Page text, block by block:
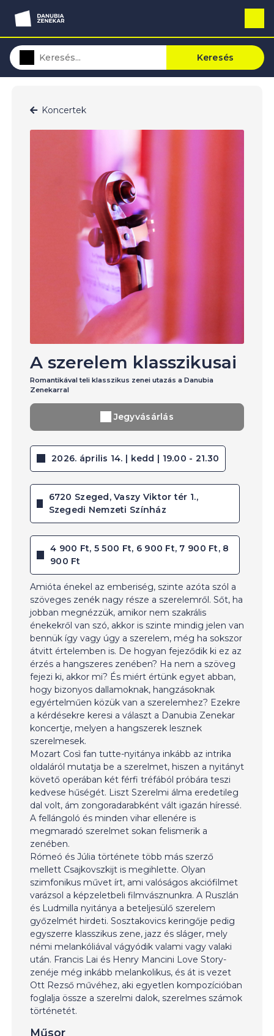
Keresés
Koncertek
A szerelem klasszikusai
Romantikával teli klasszikus zenei utazás a Danubia
Zenekarral
Jegyvásárlás
2026. április 14. | kedd | 19.00 - 21.30
6720 Szeged, Vaszy Viktor tér 1.,
Szegedi Nemzeti Színház
4 900 Ft, 5 500 Ft, 6 900 Ft, 7 900 Ft, 8
900 Ft
Amióta énekel az emberiség, szinte azóta szól a
szöveges zenék nagy része a szerelemről. Sőt, ha
jobban megnézzük, amikor nem szakrális
énekekről van szó, akkor is szinte mindig jelen van
bennük így vagy úgy a szerelem, még ha sokszor
átvitt értelemben is. De hogyan fejeződik ki ez az
érzés a hangszeres zenében? Ha nem a szöveg
fejezi ki, akkor mi? És miért értünk egyet abban,
hogy bizonyos dallamoknak, hangzásoknak
egyértelműen közük van a szerelemhez? Ezekre
a kérdésekre keresi a választ a Danubia Zenekar
koncertje, melyen a hangszerek lesznek
szerelmesek.
Mozart Così fan tutte-nyitánya inkább az intrika
oldaláról mutatja be a szerelmet, hiszen a nyitányt
követő operában két férfi tréfából próbára teszi
kedvese hűségét. Liszt Szerelmi álma eredetileg
dal volt, ám zongoradarabként vált igazán híressé.
A fellángoló és minden vihar ellenére is
megmaradó szerelmet sokan felismerik a
zenében.
Rómeó és Júlia története több más szerző
mellett Csajkovszkijt is megihlette. Olyan
szimfonikus művet írt, ami valóságos akciófilmet
varázsol a képzeletbeli filmvásznunkra. A Ruszlán
és Ludmilla nyitánya a beteljesülő szerelem
győzelmét hirdeti. Sosztakovics keringője pedig
egyszerre klasszikus zene, jazz és sláger, mely
némi melankóliával vágyódik valami vagy valaki
után. Francis Lai és Henry Mancini Love Story-
zenéje még inkább melankolikus, és át is vezet
Ott Rezső művéhez, aki egyetlen kompozícióban
foglalja össze a szerelmi dalok, szerelmes számok
történetét.
Műsor